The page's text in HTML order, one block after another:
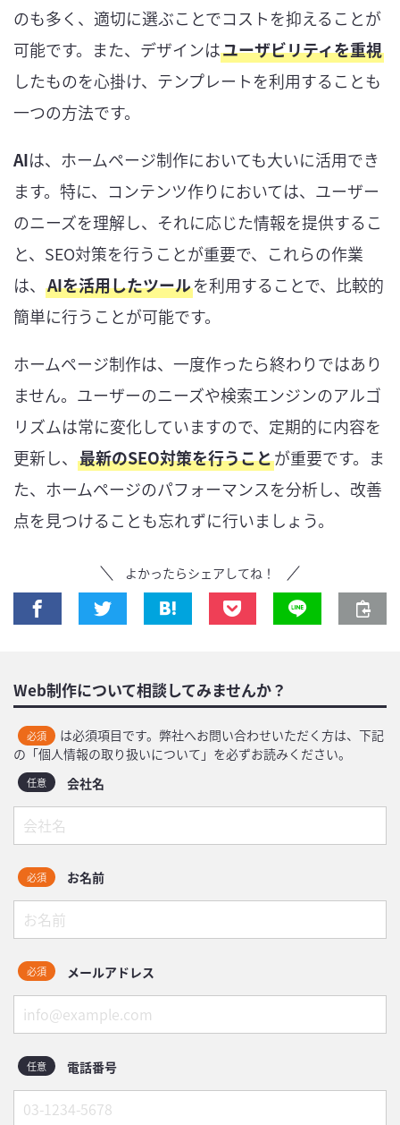
のも多く、適切に選ぶことでコストを抑えることが
可能です。また、デザインはユーザビリティを重視
したものを心掛け、テンプレートを利用することも
一つの方法です。
AIは、ホームページ制作においても大いに活用でき
ます。特に、コンテンツ作りにおいては、ユーザー
のニーズを理解し、それに応じた情報を提供するこ
と、SEO対策を行うことが重要で、これらの作業
は、 AIを活用したツールを利用することで、比較的
簡単に行うことが可能です。
ホームページ制作は、一度作ったら終わりではあり
ません。ユーザーのニーズや検索エンジンのアルゴ
リズムは常に変化していますので、定期的に内容を
更新し、 最新のSEO対策を行うことが重要です。ま
た、ホームページのパフォーマンスを分析し、改善
点を見つけることも忘れずに行いましょう。
よかったらシェアしてね！
Web制作について相談してみませんか？
必須
は必須項目です。弊社へお問い合わせいただく方は、下記
の「個人情報の取り扱いについて」を必ずお読みください。
会社名
任意
お名前
必須
メールアドレス
必須
電話番号
任意